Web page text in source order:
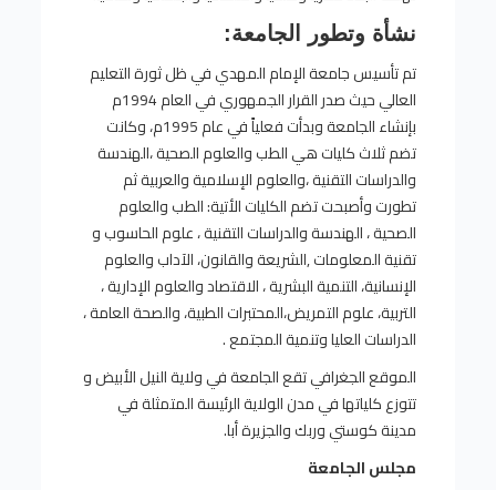
نشأة وتطور الجامعة:
تم تأسيس جامعة الإمام المهدي في ظل ثورة التعليم
العالي حيث صدر القرار الجمهوري في العام 1994م
بإنشاء الجامعة وبدأت فعلياً في عام 1995م، وكانت
تضم ثلاث كليات هي الطب والعلوم الصحية ،الهندسة
والدراسات التقنية ،والعلوم الإسلامية والعربية ثم
تطورت وأصبحت تضم الكليات الأتية: الطب والعلوم
الصحية ، الهندسة والدراسات التقنية ، علوم الحاسوب و
تقنية المعلومات ,الشريعة والقانون، الآداب والعلوم
الإنسانية، التنمية البشرية ، الاقتصاد والعلوم الإدارية ،
التربية، علوم التمريض،المحتبرات الطبية، والصحة العامة ،
الدراسات العليا وتنمية المجتمع .
الموقع الجغرافي تقع الجامعة في ولاية النيل الأبيض و
تتوزع كلياتها في مدن الولاية الرئيسة المتمثلة في
مدينة كوستي وربك والجزيرة أبا.
مجلس الجامعة